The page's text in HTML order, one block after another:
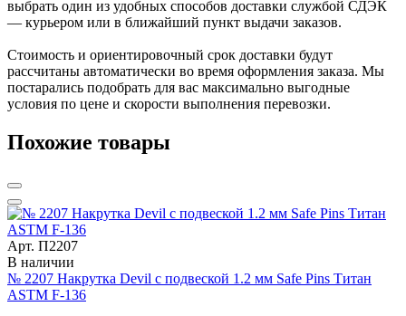
выбрать один из удобных способов доставки службой СДЭК
— курьером или в ближайший пункт выдачи заказов.
Стоимость и ориентировочный срок доставки будут
рассчитаны автоматически во время оформления заказа. Мы
постарались подобрать для вас максимально выгодные
условия по цене и скорости выполнения перевозки.
Похожие товары
Арт. П2207
В наличии
№ 2207 Накрутка Devil с подвеской 1.2 мм Safe Pins Титан
ASTM F-136